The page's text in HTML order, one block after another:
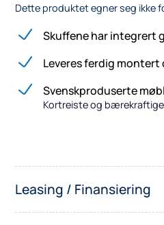
Dette produktet egner seg ikke
Skuffene har integrert
Leveres ferdig
Svenskproduserte
Kortreiste og
Leasing / Finansiering